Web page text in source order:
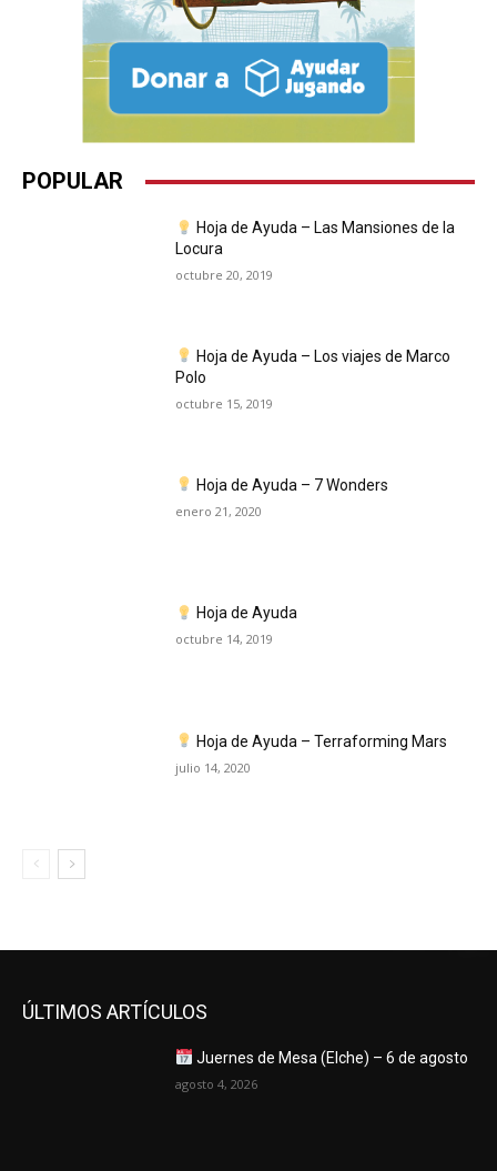
POPULAR
Hoja de Ayuda – Las Mansiones de la
Locura
octubre 20, 2019
Hoja de Ayuda – Los viajes de Marco
Polo
octubre 15, 2019
Hoja de Ayuda – 7 Wonders
enero 21, 2020
Hoja de Ayuda
octubre 14, 2019
Hoja de Ayuda – Terraforming Mars
julio 14, 2020
ÚLTIMOS ARTÍCULOS
Juernes de Mesa (Elche) – 6 de agosto
agosto 4, 2026